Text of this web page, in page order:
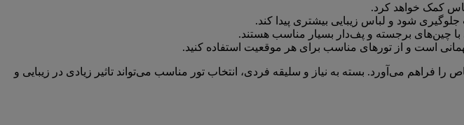
کمک خواهد کرد.
جلوگیری شود و لباس زیبایی بیشتری پیدا کند.
با چین‌های برجسته و پف‌دار بسیار مناسب هستند.
است و از تورهای مناسب برای هر موقعیت استفاده کنید.
می‌آورد. بسته به نیاز و سلیقه فردی، انتخاب تور مناسب می‌تواند تاثیر زیادی در زیبایی و